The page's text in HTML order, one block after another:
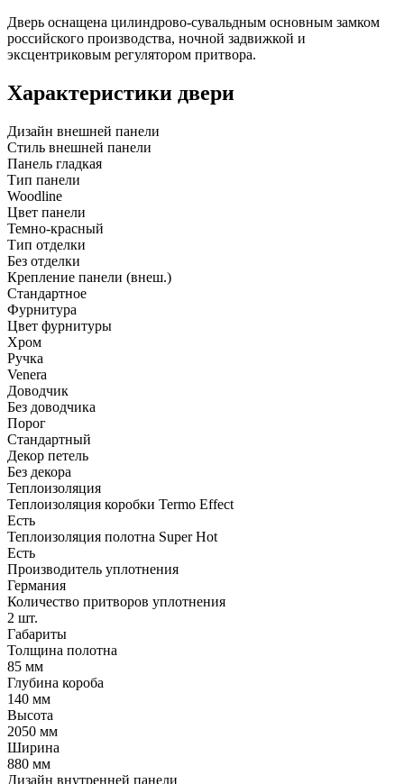
Дверь оснащена цилиндрово-сувальдным основным замком
российского производства, ночной задвижкой и
эксцентриковым регулятором притвора.
Характеристики двери
Дизайн внешней панели
Стиль внешней панели
Панель гладкая
Тип панели
Woodline
Цвет панели
Темно-красный
Тип отделки
Без отделки
Крепление панели (внеш.)
Стандартное
Фурнитура
Цвет фурнитуры
Хром
Ручка
Venera
Доводчик
Без доводчика
Порог
Стандартный
Декор петель
Без декора
Теплоизоляция
Теплоизоляция коробки Termo Effect
Есть
Теплоизоляция полотна Super Нot
Есть
Производитель уплотнения
Германия
Количество притворов уплотнения
2 шт.
Габариты
Толщина полотна
85 мм
Глубина короба
140 мм
Высота
2050 мм
Ширина
880 мм
Дизайн внутренней панели